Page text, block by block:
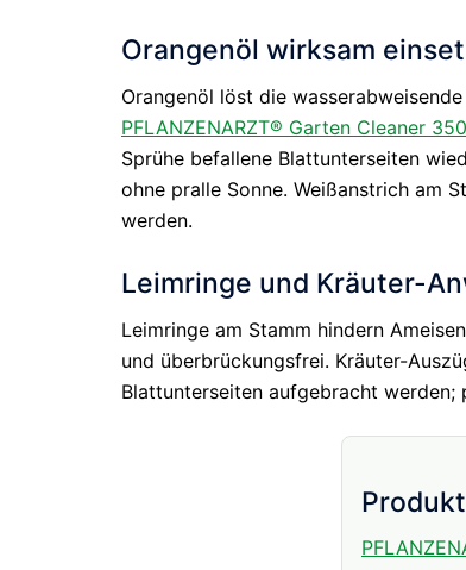
Orangenöl wirksam
Orangenöl löst die
PFLANZENARZT® Garten Cleaner
Sprühe befallene Blattunterseiten
ohne pralle Sonne. Weißanstrich am
werden.
Leimringe und Kräuter-
Leimringe am Stamm hindern
und überbrückungsfrei. Kräuter-
Blattunterseiten aufgebracht werden;